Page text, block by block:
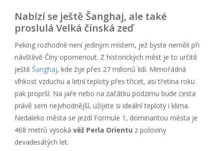
Nabízí se ještě Šanghaj, ale také
proslulá Velká čínská zeď
Peking rozhodně není jediným místem, jež byste neměli při
návštěvě Číny opomenout. Z historických měst je to určitě
ještě Šanghaj, kde žije přes 27 milionů lidí. Mimořádná
vlhkost vzduchu a letní teploty přes třicet, asi třetina roku
pak proprší. Na jaře nebo na začátku podzimu bude cesta
právě sem nejvhodnější, užijete si ideální teploty i klima.
Nedaleko města se jezdí Formule 1, dominantou města je
468 metrů vysoká věž Perla Orientu z poloviny
devadesátých let.